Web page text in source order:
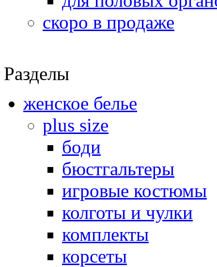
скоро в продаже
Разделы
женское белье
plus size
боди
бюстгальтеры
игровые костюмы
колготы и чулки
комплекты
корсеты